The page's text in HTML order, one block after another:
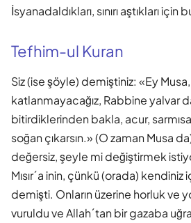
İsyanadaldıkları, sınırı aştıkları
Tefhim-ul Kuran
Siz (ise şöyle) demiştiniz: «Ey
katlanmayacağız, Rabbine yalvar
bitirdiklerinden bakla, acur,
soğan çıkarsın.» (O zaman Musa da)
değersiz, şeyle mi değiştirmek
Mısır´a inin, çünkü (orada) kendiniz
demişti. Onların üzerine horluk ve
vuruldu ve Allah´tan bir gazaba